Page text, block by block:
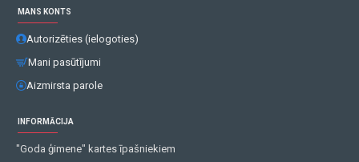
MANS KONTS
Autorizēties (ielogoties)
Mani pasūtījumi
Aizmirsta parole
INFORMĀCIJA
"Goda ģimene" kartes īpašniekiem